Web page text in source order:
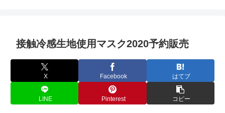
接触冷感生地使用マスク2020予約販売
X Facebook はてブ
LINE Pinterest コピー